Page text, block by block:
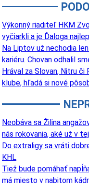
Výkonný riaditeľ HKM
vyčiarkli a je Ďaloga
Na Liptov už nechodia
kariéru. Chovan odhalil
Hrával za Slovan, Nitru
klube, hľadá si nové
Neobáva sa Žilina
nás rokovania, aké už v
Do extraligy sa vráti
KHL
Tiež bude pomáhať
má miesto v nabitom